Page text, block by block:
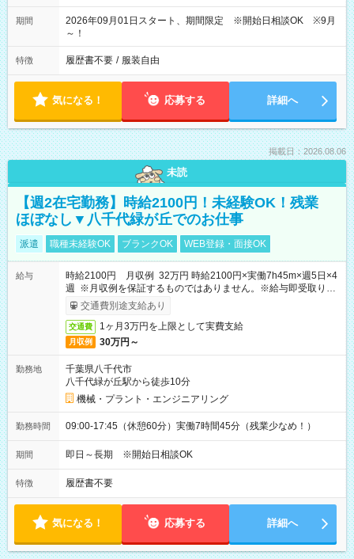
期間
2026年09月01日スタート、期間限定 ※開始日相談OK ※9月
～！
特徴 履歴書不要 / 服装自由
気になる！ 応募する 詳細へ
掲載日：2026.08.06
未読
【週2在宅勤務】時給2100円！未経験OK！残業
ほぼなし▼八千代緑が丘でのお仕事
派遣 職種未経験OK ブランクOK WEB登録・面接OK
給与
時給2100円 月収例 32万円 時給2100円×実働7h45m×週5日×4
週 ※月収例を保証するものではありません。※給与即受取りサ
ービス利用可（利用条件有）
交通費別途支給あり
交通費 1ヶ月3万円を上限として実費支給
月収例 30万円～
勤務地
千葉県八千代市
八千代緑が丘駅から徒歩10分
機械・プラント・エンジニアリング
勤務時間 09:00-17:45（休憩60分）実働7時間45分（残業少なめ！）
期間 即日～長期 ※開始日相談OK
特徴 履歴書不要
気になる！ 応募する 詳細へ